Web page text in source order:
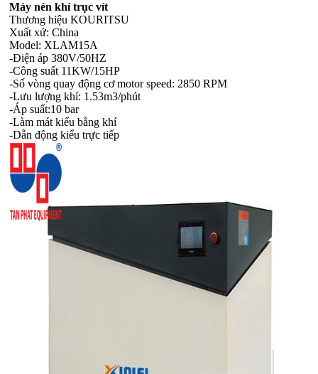
Máy nén khí trục vít
Thương hiệu KOURITSU
Xuất xứ: China
Model: XLAM15A
-Điện áp 380V/50HZ
-Công suất 11KW/15HP
-Số vòng quay động cơ motor speed: 2850 RPM
-Lưu lượng khí: 1.53m3/phút
-Áp suất:10 bar
-Làm mát kiểu bằng khí
-Dẫn động kiểu trực tiếp